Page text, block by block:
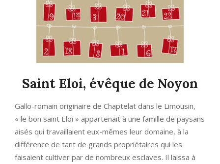
Saint Eloi, évêque de Noyon
Gallo-romain originaire de Chaptelat dans le Limousin,
« le bon saint Eloi » appartenait à une famille de paysans
aisés qui travaillaient eux-mêmes leur domaine, à la
différence de tant de grands propriétaires qui les
faisaient cultiver par de nombreux esclaves. Il laissa à